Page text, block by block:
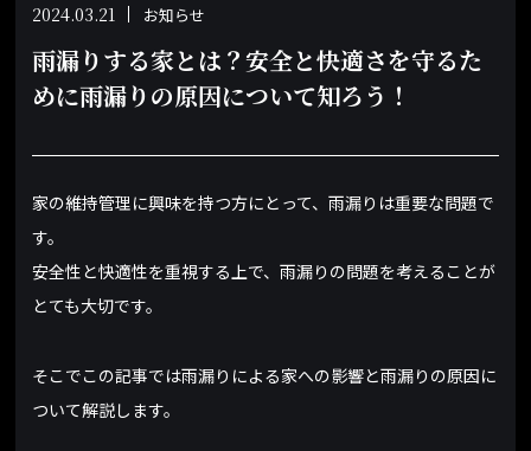
2024.03.21 お知らせ
雨漏りする家とは？安全と快適さを守るた
めに雨漏りの原因について知ろう！
家の維持管理に興味を持つ方にとって、雨漏りは重要な問題で
す。
安全性と快適性を重視する上で、雨漏りの問題を考えることが
とても大切です。
そこでこの記事では雨漏りによる家への影響と雨漏りの原因に
ついて解説します。